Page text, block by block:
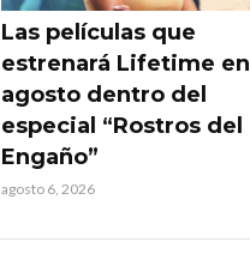
Las películas que
estrenará Lifetime en
agosto dentro del
especial “Rostros del
Engaño”
agosto 6, 2026